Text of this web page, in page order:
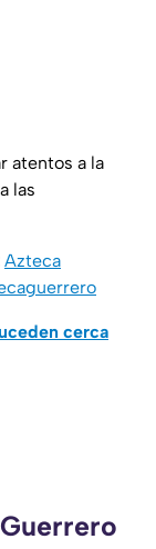
atentos a la
las
Azteca
cerca